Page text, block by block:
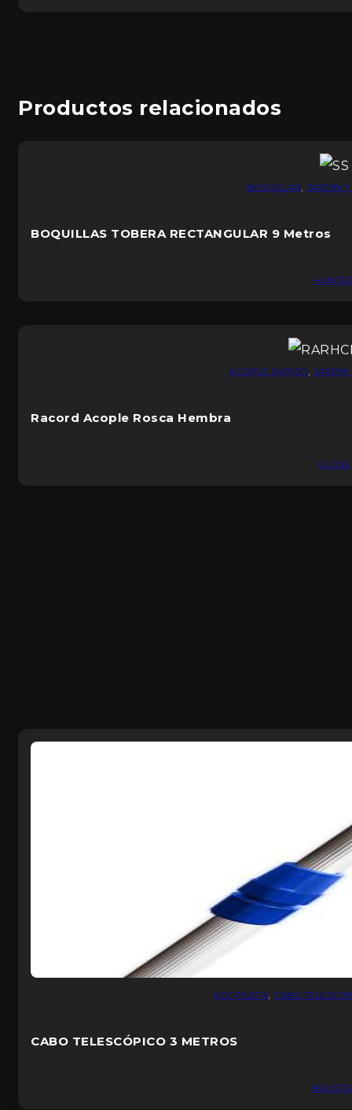
Productos relacionados
BOQUILLAS, JARDIN
BOQUILLAS TOBERA RECTANGULAR 9 Metros
ACOPLE RAPIDO, JARDIN
Racord Acople Rosca Hembra
GLOSS
ACC.PILETA CABO
CABO TELESCÓPICO 3 METROS